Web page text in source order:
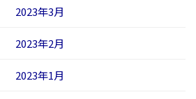
2023年3月
2023年2月
2023年1月